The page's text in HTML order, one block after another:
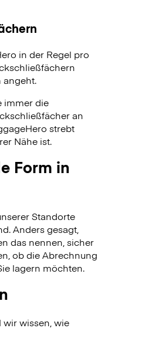
in der Regel pro
angeht.
immer die
an
strebt
Nähe ist.
Form in
Standorte
Anders gesagt,
das nennen, sicher
ob die Abrechnung
lagern möchten.
wissen, wie